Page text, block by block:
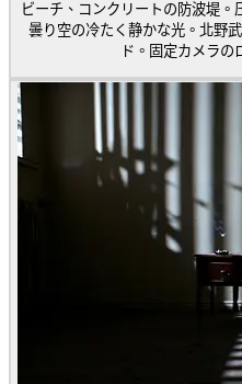
ビーチ、コンクリートの防波堤
曇り空の冷たく静かな光。北野
ド。固定カメラの